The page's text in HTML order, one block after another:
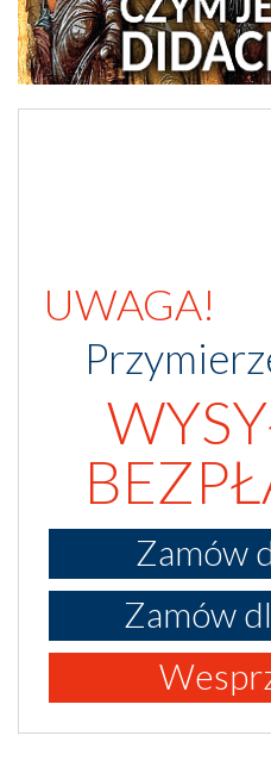
UWAGA!
Zamów
Zamów